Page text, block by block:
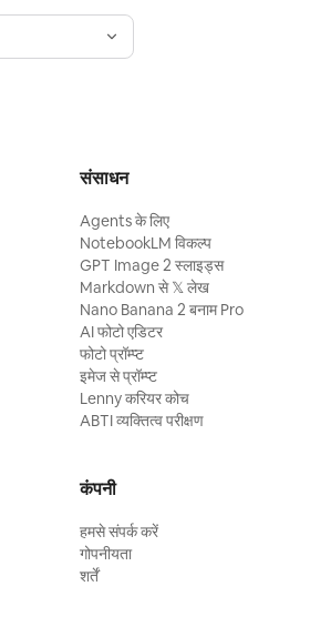
संसाधन
Agents के लिए
NotebookLM विकल्प
GPT Image 2 स्लाइड्स
Markdown से 𝕏 लेख
Nano Banana 2 बनाम Pro
AI फोटो एडिटर
फोटो प्रॉम्प्ट
इमेज से प्रॉम्प्ट
Lenny करियर कोच
ABTI व्यक्तित्व परीक्षण
कंपनी
हमसे संपर्क करें
गोपनीयता
शर्तें